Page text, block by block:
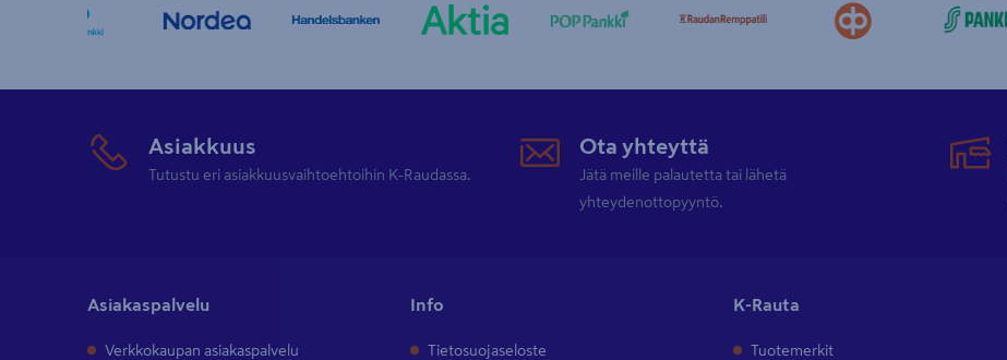
Asiakkuus
Tutustu eri asiakkuusvaihtoehtoihin K-Raudassa.
Ota yhteyttä
Jätä meille palautetta tai lähetä
yhteydenottopyyntö.
Asiakaspalvelu
Verkkokaupan asiakaspalvelu
Info
Tietosuojaseloste
K-Rauta
Tuotemerkit